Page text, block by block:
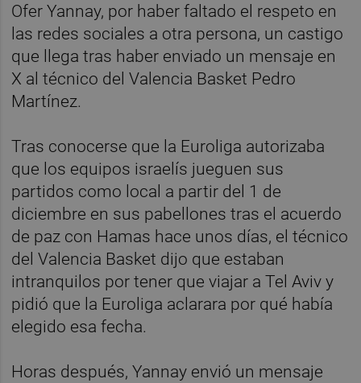
Ofer Yannay, por haber faltado el respeto en
las redes sociales a otra persona, un castigo
que llega tras haber enviado un mensaje en
X al técnico del Valencia Basket Pedro
Martínez.
Tras conocerse que la Euroliga autorizaba
que los equipos israelís jueguen sus
partidos como local a partir del 1 de
diciembre en sus pabellones tras el acuerdo
de paz con Hamas hace unos días, el técnico
del Valencia Basket dijo que estaban
intranquilos por tener que viajar a Tel Aviv y
pidió que la Euroliga aclarara por qué había
elegido esa fecha.
Horas después, Yannay envió un mensaje